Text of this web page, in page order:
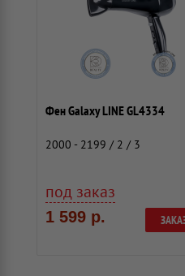
Фен Galaxy LINE GL4334
2000 - 2199 / 2 / 3
под заказ
1 599 р.